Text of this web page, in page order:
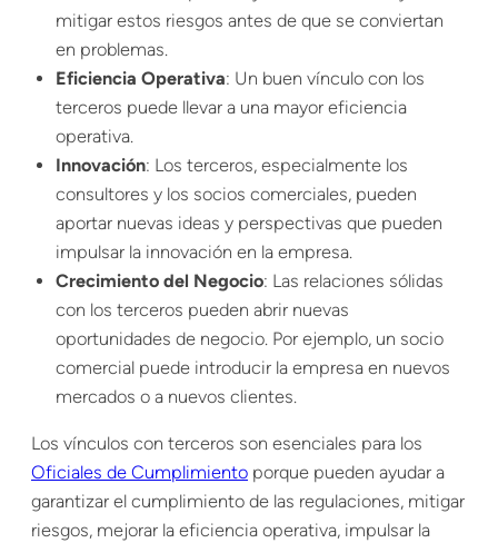
mitigar estos riesgos antes de que se conviertan
en problemas.
Eficiencia Operativa: Un buen vínculo con los
terceros puede llevar a una mayor eficiencia
operativa.
Innovación: Los terceros, especialmente los
consultores y los socios comerciales, pueden
aportar nuevas ideas y perspectivas que pueden
impulsar la innovación en la empresa.
Crecimiento del Negocio: Las relaciones sólidas
con los terceros pueden abrir nuevas
oportunidades de negocio. Por ejemplo, un socio
comercial puede introducir la empresa en nuevos
mercados o a nuevos clientes.
Los vínculos con terceros son esenciales para los
Oficiales de Cumplimiento porque pueden ayudar a
garantizar el cumplimiento de las regulaciones, mitigar
riesgos, mejorar la eficiencia operativa, impulsar la